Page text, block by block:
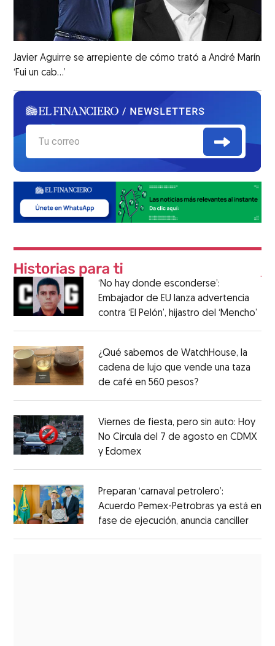
Javier Aguirre se arrepiente de cómo trató a André Marín
‘Fui un cab…’
‘No hay donde esconderse’:
Embajador de EU lanza advertencia
contra ‘El Pelón’, hijastro del ‘Mencho’
¿Qué sabemos de WatchHouse, la
cadena de lujo que vende una taza
de café en 560 pesos?
Viernes de fiesta, pero sin auto: Hoy
No Circula del 7 de agosto en CDMX
y Edomex
Preparan ‘carnaval petrolero’:
Acuerdo Pemex-Petrobras ya está en
fase de ejecución, anuncia canciller